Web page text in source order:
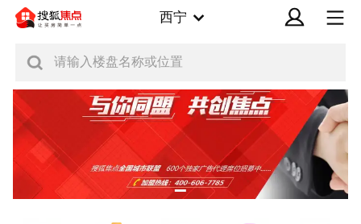
西宁
请输入楼盘名称或位置